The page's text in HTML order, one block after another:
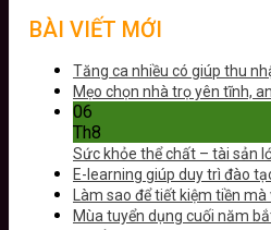
BÀI VIẾT MỚI
Tăng ca nhiều có giúp thu
Mẹo chọn nhà trọ yên tĩnh,
06
Th8
Sức khỏe thể chất – tài sản
E-learning giúp duy trì đào
Làm sao để tiết kiệm tiền
Mùa tuyển dụng cuối năm